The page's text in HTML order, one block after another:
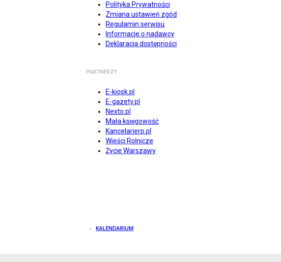
Polityka Prywatności
Zmiana ustawień zgód
Regulamin serwisu
Informacje o nadawcy
Deklaracja dostępności
PARTNERZY
E-kiosk.pl
E-gazety.pl
Nexto.pl
Mała księgowość
Kancelarierp.pl
Wieści Rolnicze
Życie Warszawy
KALENDARIUM